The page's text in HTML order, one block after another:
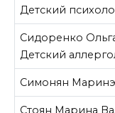
Детский
Сидоренко
Детский
Симонян Маринэ
Стоян Марина